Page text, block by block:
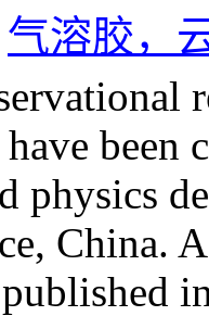
气溶胶，
been
physics
China.